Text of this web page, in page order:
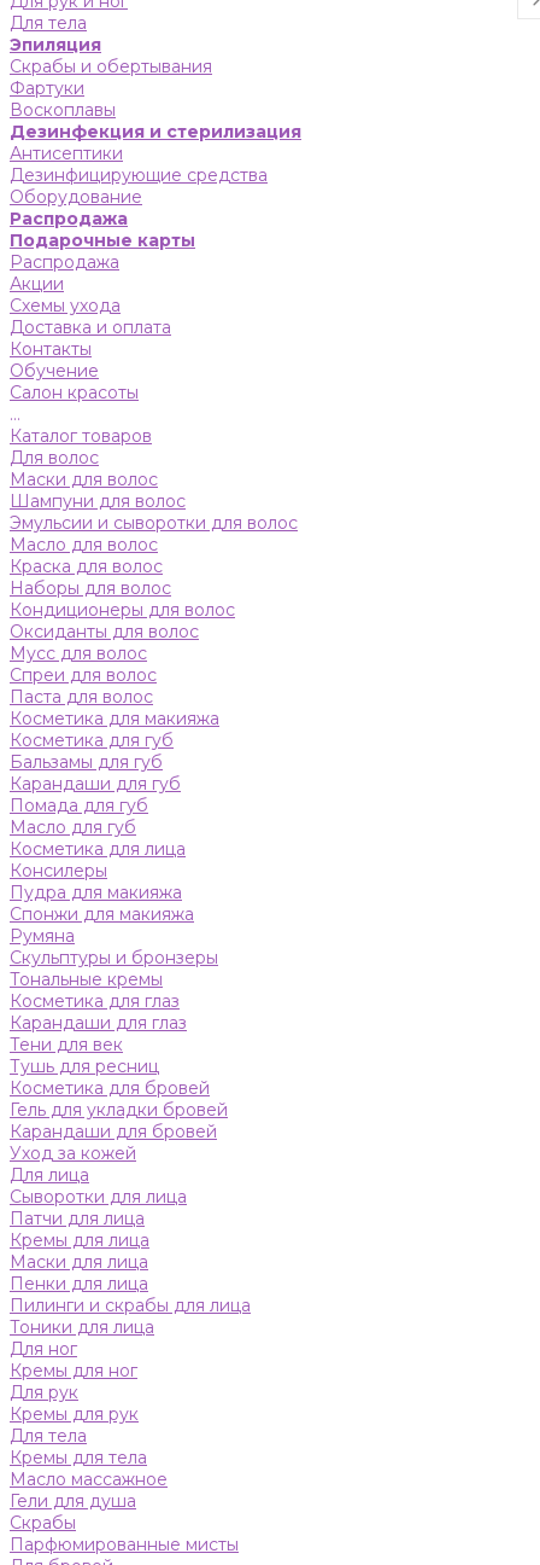
Для тела
Эпиляция
Скрабы и обертывания
Фартуки
Воскоплавы
Дезинфекция и стерилизация
Антисептики
Дезинфицирующие средства
Оборудование
Распродажа
Подарочные карты
Распродажа
Акции
Схемы ухода
Доставка и оплата
Контакты
Обучение
Салон красоты
...
Каталог товаров
Для волос
Маски для волос
Шампуни для волос
Эмульсии и сыворотки для волос
Масло для волос
Краска для волос
Наборы для волос
Кондиционеры для волос
Оксиданты для волос
Мусс для волос
Спреи для волос
Паста для волос
Косметика для макияжа
Косметика для губ
Бальзамы для губ
Карандаши для губ
Помада для губ
Масло для губ
Косметика для лица
Консилеры
Пудра для макияжа
Спонжи для макияжа
Румяна
Скульптуры и бронзеры
Тональные кремы
Косметика для глаз
Карандаши для глаз
Тени для век
Тушь для ресниц
Косметика для бровей
Гель для укладки бровей
Карандаши для бровей
Уход за кожей
Для лица
Сыворотки для лица
Патчи для лица
Кремы для лица
Маски для лица
Пенки для лица
Пилинги и скрабы для лица
Тоники для лица
Для ног
Кремы для ног
Для рук
Кремы для рук
Для тела
Кремы для тела
Масло массажное
Гели для душа
Скрабы
Парфюмированные мисты